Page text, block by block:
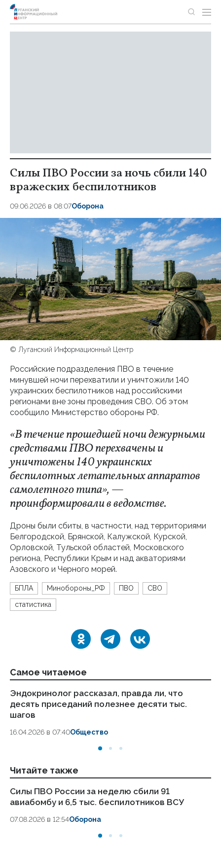
Силы ПВО России за ночь сбили 140
вражеских беспилотников
09.06.2026 в 08:07Оборона
© Луганский Информационный Центр
Российские подразделения ПВО в течение
минувшей ночи перехватили и уничтожили 140
украинских беспилотников над российскими
регионами вне зоны проведения СВО. Об этом
сообщило Министерство обороны РФ.
«В течение прошедшей ночи дежурными
средствами ПВО перехвачены и
уничтожены 140 украинских
беспилотных летательных аппаратов
самолетного типа», —
проинформировали в ведомстве.
Дроны были сбиты, в частности, над территориями
Белгородской, Брянской, Калужской, Курской,
Орловской, Тульской областей, Московского
региона, Республики Крым и над акваториями
Азовского и Черного морей.
БПЛА Минобороны_РФ ПВО СВО
статистика
Самое читаемое
Эндокринолог рассказал, правда ли, что
десять приседаний полезнее десяти тыс.
шагов
16.04.2026 в 07:40Общество
Читайте также
Силы ПВО России за неделю сбили 91
авиабомбу и 6,5 тыс. беспилотников ВСУ
07.08.2026 в 12:54Оборона